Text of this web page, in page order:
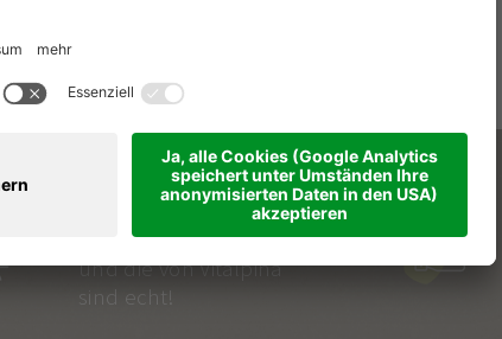
BERGSTIMMEN
Geschichten…
und die von Vitalpina
sind echt!